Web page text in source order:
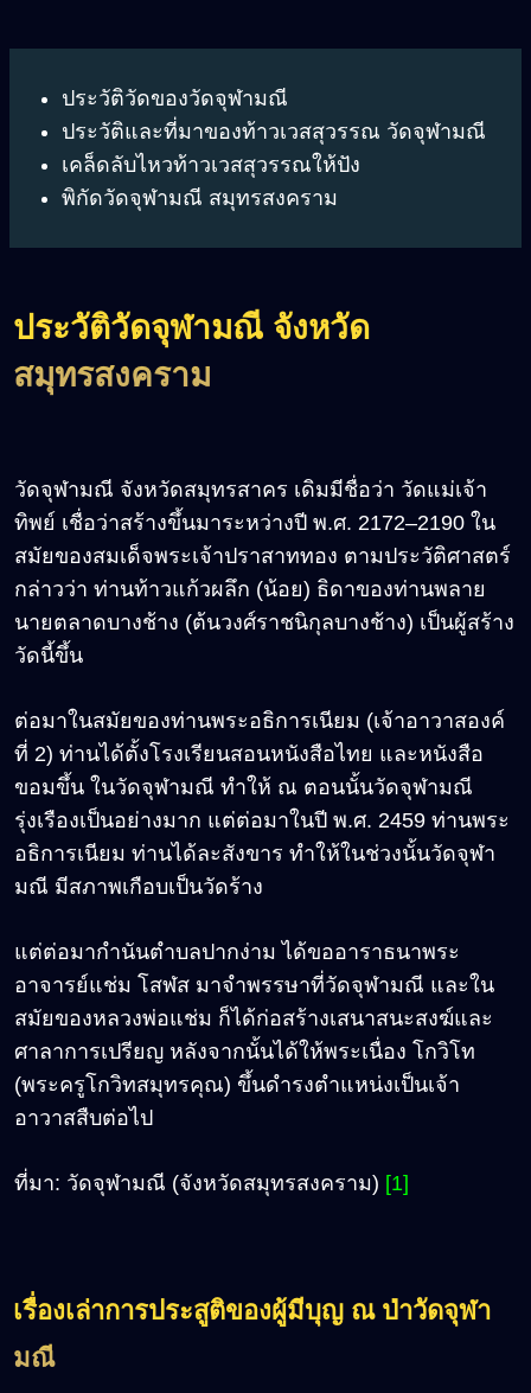
ประวัติวัดของวัดจุฬามณี
ประวัติและที่มาของท้าวเวสสุวรรณ วัดจุฬามณี
เคล็ดลับไหวท้าวเวสสุวรรณให้ปัง
พิกัดวัดจุฬามณี สมุทรสงคราม
ประวัติวัดจุฬามณี จังหวัด
สมุทรสงคราม
วัดจุฬามณี จังหวัดสมุทรสาคร เดิมมีชื่อว่า วัดแม่เจ้า
ทิพย์ เชื่อว่าสร้างขึ้นมาระหว่างปี พ.ศ. 2172–2190 ใน
สมัยของสมเด็จพระเจ้าปราสาททอง ตามประวัติศาสตร์
กล่าวว่า ท่านท้าวแก้วผลึก (น้อย) ธิดาของท่านพลาย
นายตลาดบางช้าง (ต้นวงศ์ราชนิกุลบางช้าง) เป็นผู้สร้าง
วัดนี้ขึ้น
ต่อมาในสมัยของท่านพระอธิการเนียม (เจ้าอาวาสองค์
ที่ 2) ท่านได้ตั้งโรงเรียนสอนหนังสือไทย และหนังสือ
ขอมขึ้น ในวัดจุฬามณี ทำให้ ณ ตอนนั้นวัดจุฬามณี
รุ่งเรืองเป็นอย่างมาก แต่ต่อมาในปี พ.ศ. 2459 ท่านพระ
อธิการเนียม ท่านได้ละสังขาร ทำให้ในช่วงนั้นวัดจุฬา
มณี มีสภาพเกือบเป็นวัดร้าง
แต่ต่อมากำนันตำบลปากง่าม ได้ขออาราธนาพระ
อาจารย์แช่ม โสฬส มาจำพรรษาที่วัดจุฬามณี และใน
สมัยของหลวงพ่อแช่ม ก็ได้ก่อสร้างเสนาสนะสงฆ์และ
ศาลาการเปรียญ หลังจากนั้นได้ให้พระเนื่อง โกวิโท
(พระครูโกวิทสมุทรคุณ) ขึ้นดำรงตำแหน่งเป็นเจ้า
อาวาสสืบต่อไป
ที่มา: วัดจุฬามณี (จังหวัดสมุทรสงคราม) [1]
เรื่องเล่าการประสูติของผู้มีบุญ ณ ป่าวัดจุฬา
มณี